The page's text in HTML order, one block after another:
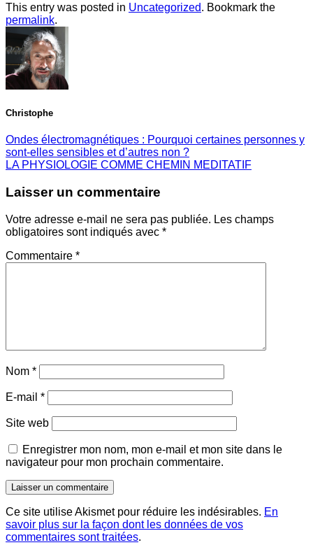
This entry was posted in Uncategorized. Bookmark the
permalink.
Christophe
Ondes électromagnétiques : Pourquoi certaines personnes y
sont-elles sensibles et d’autres non ?
LA PHYSIOLOGIE COMME CHEMIN MEDITATIF
Laisser un commentaire
Votre adresse e-mail ne sera pas publiée. Les champs
obligatoires sont indiqués avec *
Commentaire *
Nom *
E-mail *
Site web
Enregistrer mon nom, mon e-mail et mon site dans le
navigateur pour mon prochain commentaire.
Ce site utilise Akismet pour réduire les indésirables. En
savoir plus sur la façon dont les données de vos
commentaires sont traitées.